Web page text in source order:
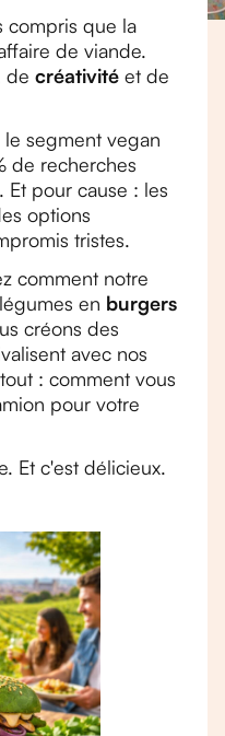
compris que la
de viande.
de créativité et de
segment vegan
de recherches
pour cause : les
options
tristes.
comment notre
en burgers
créons des
avec nos
: comment vous
pour votre
Et c'est délicieux.